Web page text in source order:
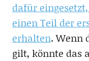
dafür
einen Teil der
erhalten. Wenn
gilt, könnte das